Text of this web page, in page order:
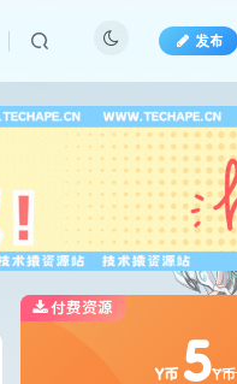
发布
付费资源
Y币 5Y币